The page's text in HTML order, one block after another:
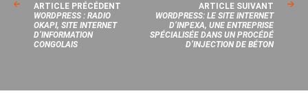
ARTICLE PRÉCÉDENT
WORDPRESS : RADIO
OKAPI, SITE INTERNET
D’INFORMATION
CONGOLAIS
ARTICLE SUIVANT
WORDPRESS: LE SITE INTERNET
D’INPEXA, UNE ENTREPRISE
SPÉCIALISÉE DANS UN PROCÉDÉ
D’INJECTION DE BÉTON